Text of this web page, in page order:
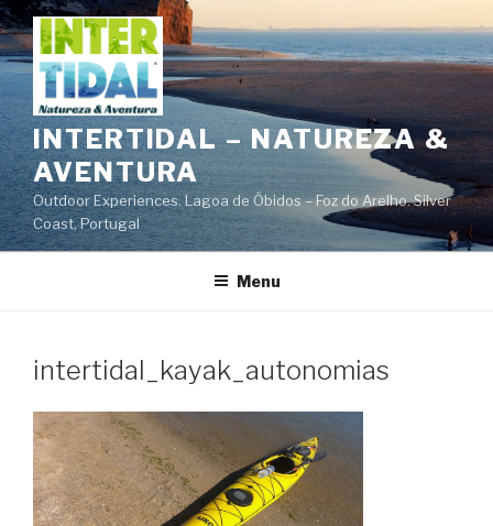
Saltar
para
o
conteúdo
INTERTIDAL – NATUREZA &
AVENTURA
Outdoor Experiences. Lagoa de Óbidos – Foz do Arelho. Silver
Coast, Portugal
Menu
intertidal_kayak_autonomias